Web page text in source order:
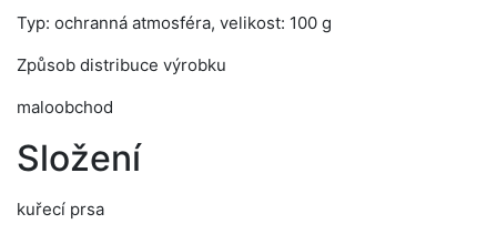
Typ: ochranná atmosféra, velikost: 100 g
Způsob distribuce výrobku
maloobchod
Složení
kuřecí prsa